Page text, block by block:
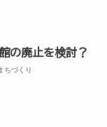
の廃止を検討？
ちづくり